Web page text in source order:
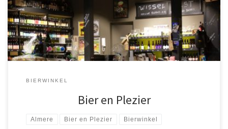
top tien van de grootste steden van Nederland. Deze […]
BIERWINKEL
Bier en Plezier
Almere Bier en Plezier Bierwinkel